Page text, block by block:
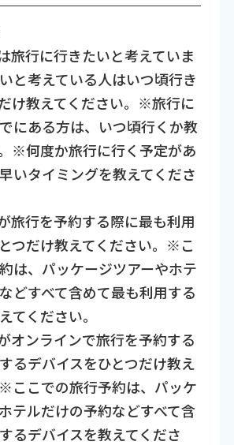
行に行きたいと考えていま
と考えている人はいつ頃行き
け教えてください。※旅行に
にある方は、いつ頃行くか教
※何度か旅行に行く予定があ
いタイミングを教えてくださ
行を予約する際に最も利用
つだけ教えてください。※こ
は、パッケージツアーやホテ
どすべて含めて最も利用する
てください。
ンラインで旅行を予約する
るデバイスをひとつだけ教え
ここでの旅行予約は、パッケ
テルだけの予約などすべて含
るデバイスを教えてくださ